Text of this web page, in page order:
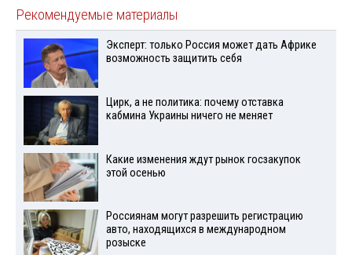
Рекомендуемые материалы
Эксперт: только Россия может дать Африке
возможность защитить себя
Цирк, а не политика: почему отставка
кабмина Украины ничего не меняет
Какие изменения ждут рынок госзакупок
этой осенью
Россиянам могут разрешить регистрацию
авто, находящихся в международном
розыске